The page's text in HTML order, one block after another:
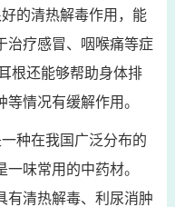
的清热解毒作用，能
治疗感冒、咽喉痛等症
根还能够帮助身体排
情况有缓解作用。
种在我国广泛分布的
味常用的中药材。
有清热解毒、利尿消肿